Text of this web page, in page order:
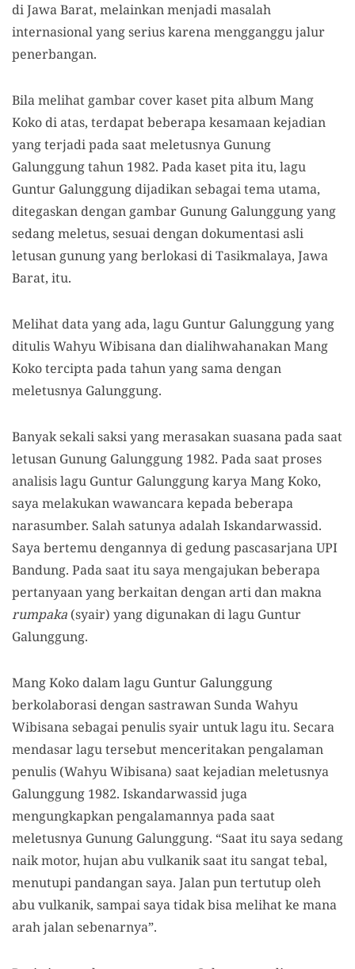
di Jawa Barat, melainkan menjadi masalah
internasional yang serius karena mengganggu jalur
penerbangan.
Bila melihat gambar cover kaset pita album Mang
Koko di atas, terdapat beberapa kesamaan kejadian
yang terjadi pada saat meletusnya Gunung
Galunggung tahun 1982. Pada kaset pita itu, lagu
Guntur Galunggung dijadikan sebagai tema utama,
ditegaskan dengan gambar Gunung Galunggung yang
sedang meletus, sesuai dengan dokumentasi asli
letusan gunung yang berlokasi di Tasikmalaya, Jawa
Barat, itu.
Melihat data yang ada, lagu Guntur Galunggung yang
ditulis Wahyu Wibisana dan dialihwahanakan Mang
Koko tercipta pada tahun yang sama dengan
meletusnya Galunggung.
Banyak sekali saksi yang merasakan suasana pada saat
letusan Gunung Galunggung 1982. Pada saat proses
analisis lagu Guntur Galunggung karya Mang Koko,
saya melakukan wawancara kepada beberapa
narasumber. Salah satunya adalah Iskandarwassid.
Saya bertemu dengannya di gedung pascasarjana UPI
Bandung. Pada saat itu saya mengajukan beberapa
pertanyaan yang berkaitan dengan arti dan makna
rumpaka (syair) yang digunakan di lagu Guntur
Galunggung.
Mang Koko dalam lagu Guntur Galunggung
berkolaborasi dengan sastrawan Sunda Wahyu
Wibisana sebagai penulis syair untuk lagu itu. Secara
mendasar lagu tersebut menceritakan pengalaman
penulis (Wahyu Wibisana) saat kejadian meletusnya
Galunggung 1982. Iskandarwassid juga
mengungkapkan pengalamannya pada saat
meletusnya Gunung Galunggung. “Saat itu saya sedang
naik motor, hujan abu vulkanik saat itu sangat tebal,
menutupi pandangan saya. Jalan pun tertutup oleh
abu vulkanik, sampai saya tidak bisa melihat ke mana
arah jalan sebenarnya”.